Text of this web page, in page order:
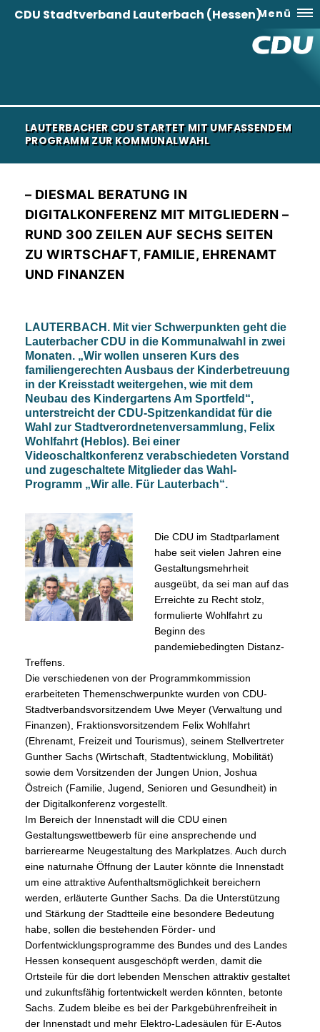
CDU Stadtverband Lauterbach (Hessen)Menü
LAUTERBACHER CDU STARTET MIT UMFASSENDEM
PROGRAMM ZUR KOMMUNALWAHL
– DIESMAL BERATUNG IN
DIGITALKONFERENZ MIT MITGLIEDERN –
RUND 300 ZEILEN AUF SECHS SEITEN
ZU WIRTSCHAFT, FAMILIE, EHRENAMT
UND FINANZEN
LAUTERBACH. Mit vier Schwerpunkten geht die
Lauterbacher CDU in die Kommunalwahl in zwei
Monaten. „Wir wollen unseren Kurs des
familiengerechten Ausbaus der Kinderbetreuung
in der Kreisstadt weitergehen, wie mit dem
Neubau des Kindergartens Am Sportfeld“,
unterstreicht der CDU-Spitzenkandidat für die
Wahl zur Stadtverordnetenversammlung, Felix
Wohlfahrt (Heblos). Bei einer
Videoschaltkonferenz verabschiedeten Vorstand
und zugeschaltete Mitglieder das Wahl-
Programm „Wir alle. Für Lauterbach“.
Die CDU im Stadtparlament
habe seit vielen Jahren eine
Gestaltungsmehrheit
ausgeübt, da sei man auf das
Erreichte zu Recht stolz,
formulierte Wohlfahrt zu
Beginn des
pandemiebedingten Distanz-
Treffens.
Die verschiedenen von der Programmkommission
erarbeiteten Themenschwerpunkte wurden von CDU-
Stadtverbandsvorsitzendem Uwe Meyer (Verwaltung und
Finanzen), Fraktionsvorsitzendem Felix Wohlfahrt
(Ehrenamt, Freizeit und Tourismus), seinem Stellvertreter
Gunther Sachs (Wirtschaft, Stadtentwicklung, Mobilität)
sowie dem Vorsitzenden der Jungen Union, Joshua
Östreich (Familie, Jugend, Senioren und Gesundheit) in
der Digitalkonferenz vorgestellt.
Im Bereich der Innenstadt will die CDU einen
Gestaltungswettbewerb für eine ansprechende und
barrierearme Neugestaltung des Markplatzes. Auch durch
eine naturnahe Öffnung der Lauter könnte die Innenstadt
um eine attraktive Aufenthaltsmöglichkeit bereichern
werden, erläuterte Gunther Sachs. Da die Unterstützung
und Stärkung der Stadtteile eine besondere Bedeutung
habe, sollen die bestehenden Förder- und
Dorfentwicklungsprogramme des Bundes und des Landes
Hessen konsequent ausgeschöpft werden, damit die
Ortsteile für die dort lebenden Menschen attraktiv gestaltet
und zukunftsfähig fortentwickelt werden könnten, betonte
Sachs. Zudem bleibe es bei der Parkgebührenfreiheit in
der Innenstadt und mehr Elektro-Ladesäulen für E-Autos